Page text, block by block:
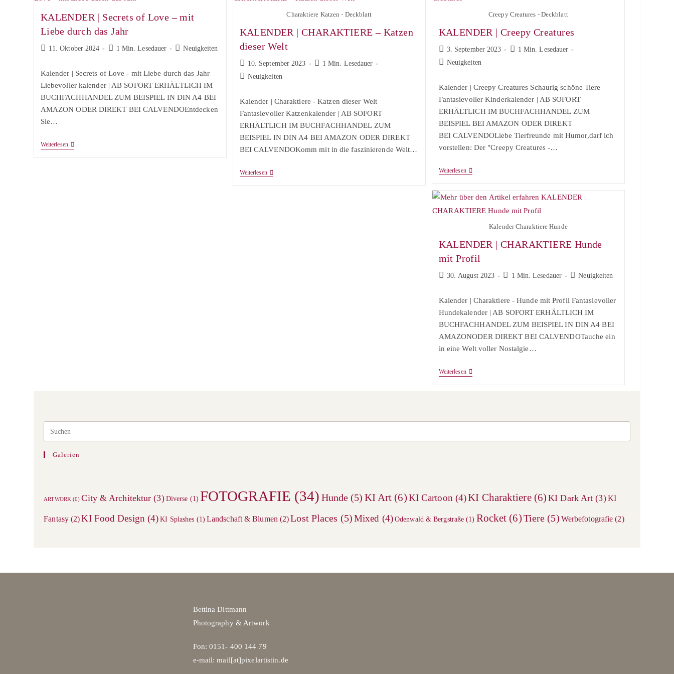
KALENDER | Secrets of Love – mit
Liebe durch das Jahr
Beitrag
11. Oktober 2024 Lesedauer:
1 Min. Lesedauer
Beitrags-
Neuigkeiten
Kalender | Secrets of Love - mit Liebe durch das Jahr
Liebevoller kalender | AB SOFORT ERHÄLTLICH IM
BUCHFACHHANDEL ZUM BEISPIEL IN DIN A4 BEI
AMAZON ODER DIREKT BEI CALVENDOEntdecken
Sie…
WeiterlesenKALENDER
Charaktiere Katzen - Deckblatt
KALENDER | CHARAKTIERE – Katzen
dieser Welt
Beitrag
veröffentlicht:
10. September 2023 Lesedauer:
1 Min. Lesedauer
Beitrags-
Neuigkeiten
Kalender | Charaktiere - Katzen dieser Welt
Fantasievoller Katzenkalender | AB SOFORT
ERHÄLTLICH IM BUCHFACHHANDEL ZUM
BEISPIEL IN DIN A4 BEI AMAZON ODER DIREKT
BEI CALVENDOKomm mit in die faszinierende Welt…
WeiterlesenKALENDER
Creepy Creatures - Deckblatt
KALENDER | Creepy Creatures
Beitrag
veröffentlicht:
3. September 2023 Lesedauer:
1 Min. Lesedauer
Beitrags-
Neuigkeiten
Kalender | Creepy Creatures Schaurig schöne Tiere
Fantasievoller Kinderkalender | AB SOFORT
ERHÄLTLICH IM BUCHFACHHANDEL ZUM
BEISPIEL BEI AMAZON ODER DIREKT
BEI CALVENDOLiebe Tierfreunde mit Humor,darf ich
vorstellen: Der "Creepy Creatures -…
WeiterlesenKALENDER
Creatures
Kalender Charaktiere Hunde
KALENDER | CHARAKTIERE Hunde
mit Profil
Beitrag
30. August 2023 Lesedauer:
1 Min. Lesedauer
Beitrags-
Neuigkeiten
Kalender | Charaktiere - Hunde mit Profil Fantasievoller
Hundekalender | AB SOFORT ERHÄLTLICH IM
BUCHFACHHANDEL ZUM BEISPIEL IN DIN A4 BEI
AMAZONODER DIREKT BEI CALVENDOTauche ein
in eine Welt voller Nostalgie…
WeiterlesenKALENDER
Escape
Galerien
ARTWORK (0) City & Architektur (3) Diverse (1) FOTOGRAFIE (34) Hunde (5) KI Art (6)KI Cartoon (4)KI Charaktiere(6) KI Dark Art (3)KI
Fantasy(2)KI Food Design (4) KI Splashes (1) Landschaft & Blumen(2)Lost Places (5)Mixed (4)Odenwald & Bergstraße (1) Rocket (6)Tiere (5) Werbefotografie (2)
Bettina Dittmann
Photography & Artwork
Fon: 0151- 400 144 79
e-mail: mail[at]pixelartistin.de